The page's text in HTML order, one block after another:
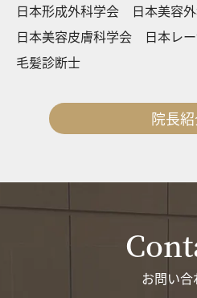
日本形成外科学会 日本美容
日本美容皮膚科学会 日本レ
毛髪診断士
院長
お問い合